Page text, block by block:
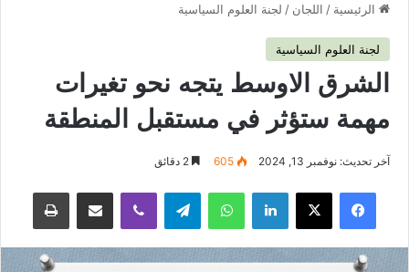
الرئيسية / اللجان / لجنة العلوم السياسية
لجنة العلوم السياسية
الشرق الاوسط يتجه نحو تغيرات
مهمة ستؤثر في مستقبل المنطقة
آخر تحديث: نوفمبر 13, 2024 605
فيسبوك لينكدإن واتساب